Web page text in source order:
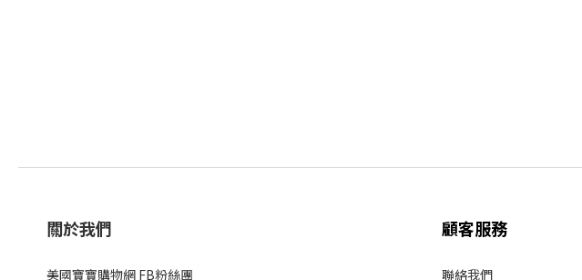
關於我們
美國寶寶購物網 FB粉絲團
顧客服務
聯絡我們